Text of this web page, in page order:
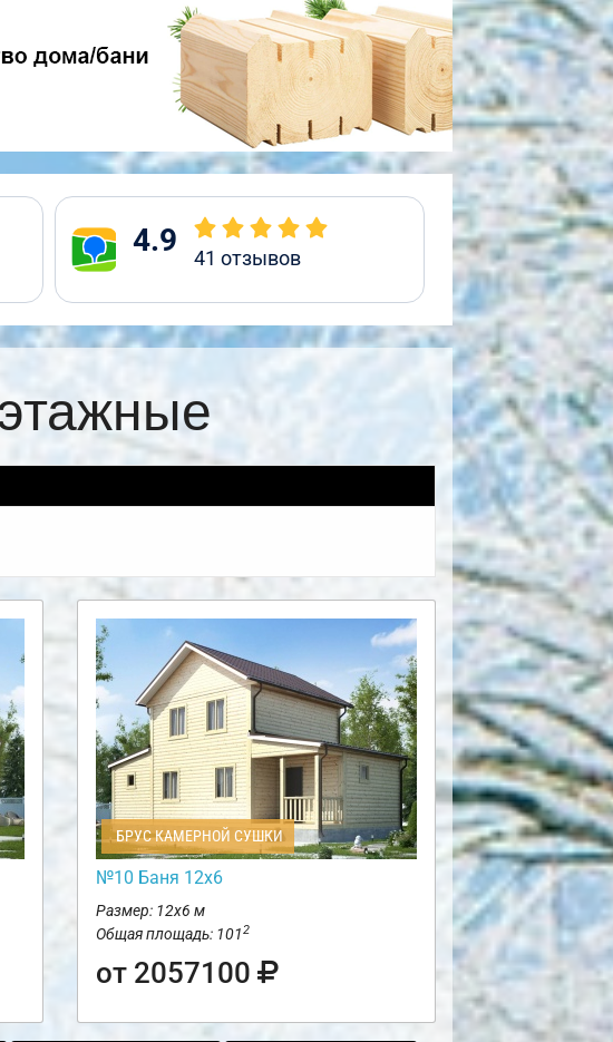
4.9 41 отзывов
БРУС КАМЕРНОЙ СУШКИ
№10 Баня 12х6
Размер: 12х6 м
Общая площадь: 1012
от 2057100